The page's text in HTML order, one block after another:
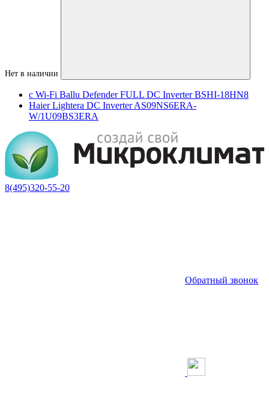
Нет в наличии
c Wi-Fi Ballu Defender FULL DC Inverter BSHI-18HN8
Haier Lightera DC Inverter AS09NS6ERA-
W/1U09BS3ERA
8(495)320-55-20
Обратный звонок